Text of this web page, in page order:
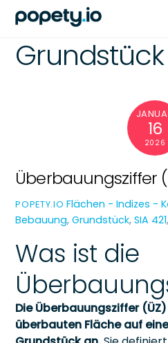
Skip
Grundstück
16
2026
Überbauungsziffer
POPETY.IO Flächen - Indizes -
Bebauung,Grundstück,SIA 421
Was ist die
Die Überbauungsziffer
überbauten Fläche auf